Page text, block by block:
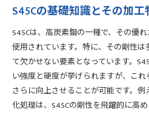
異なる加工法の組み合わ
加工後の検査と品質管理
S45Cの剛性を高めるための
熱処理の基本原理と
焼きなましと焼き入れ
温度管理が剛性に与え
冷却速度と剛性の関係
S45Cの基礎知識とその加工
S45Cは、高炭素鋼の一種で、その優
使用されています。特に、その剛性
て欠かせない要素となっています。
い強度と硬度が挙げられますが、こ
さらに向上させることが可能です。
化処理は、S45Cの剛性を飛躍的に高